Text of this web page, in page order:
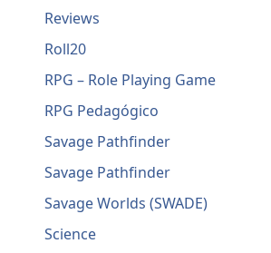
Reviews
Roll20
RPG – Role Playing Game
RPG Pedagógico
Savage Pathfinder
Savage Pathfinder
Savage Worlds (SWADE)
Science